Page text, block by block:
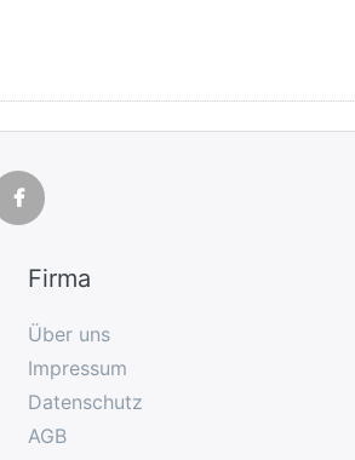
Firma
Über uns
Impressum
Datenschutz
AGB